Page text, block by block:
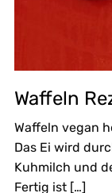
Waffeln
Waffeln vegan
Das Ei wird
Kuhmilch und
Fertig ist […]